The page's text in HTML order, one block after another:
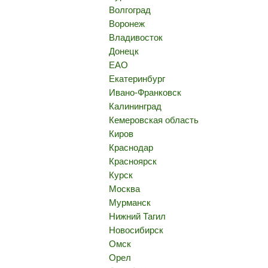
Волгоград
Воронеж
Владивосток
Донецк
ЕАО
Екатеринбург
Ивано-Франковск
Калининград
Кемеровская область
Киров
Краснодар
Красноярск
Курск
Москва
Мурманск
Нижний Тагил
Новосибирск
Омск
Орел